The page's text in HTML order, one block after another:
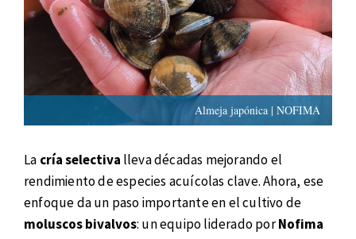
Almeja japónica | NOFIMA
La cría selectiva lleva décadas mejorando el
rendimiento de especies acuícolas clave. Ahora, ese
enfoque da un paso importante en el cultivo de
moluscos bivalvos: un equipo liderado porNofima